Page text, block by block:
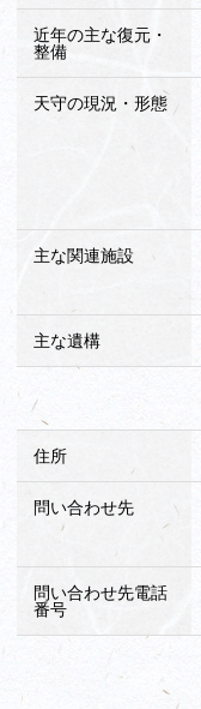
近年の主な復元・
整備
天守の現況・形態
主な関連施設
主な遺構
住所
問い合わせ先
問い合わせ先電話
番号